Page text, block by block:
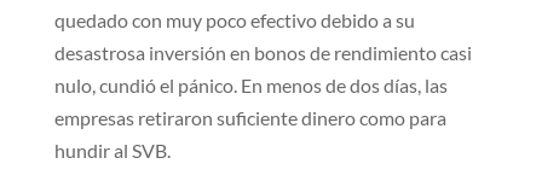
quedado con muy poco efectivo debido a su
desastrosa inversión en bonos de rendimiento casi
nulo, cundió el pánico. En menos de dos días, las
empresas retiraron suficiente dinero como para
hundir al SVB.